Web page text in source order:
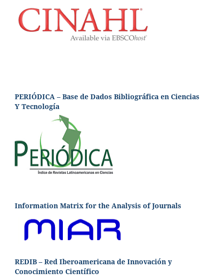
PERIÓDICA – Base de Dados Bibliográfica en Ciencias
Y Tecnología
Information Matrix for the Analysis of Journals
REDIB – Red Iberoamericana de Innovación y
Conocimiento Científico